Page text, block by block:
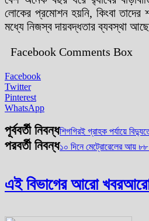
লোকের প্রমোশন হয়নি, কিংবা তাদের
মধ্যে নিজস্ব দায়বদ্ধতার ব্যবস্থা
Facebook Comments Box
Facebook
Twitter
Pinterest
WhatsApp
পূর্ববর্তী নিবন্ধশিগগিরই গ্রাহক পর্যায়ে
পরবর্তী নিবন্ধ১০ দিনে মেট্রোরেলের আয় ৮৮
এই বিভাগের আরো খবর